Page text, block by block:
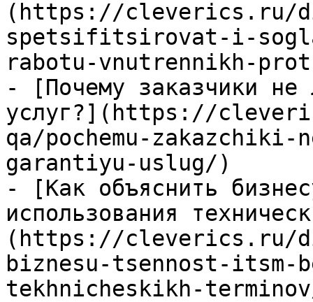
(https://cleverics.ru/
spetsifitsirovat-i-
rabotu-vnutrennikh-
- [Почему заказчики не
услуг?](https://
qa/pochemu-
garantiyu-uslug/)
- [Как объяснить
использования
(https://cleverics.ru/
biznesu-tsennost-itsm-
tekhnicheskikh-